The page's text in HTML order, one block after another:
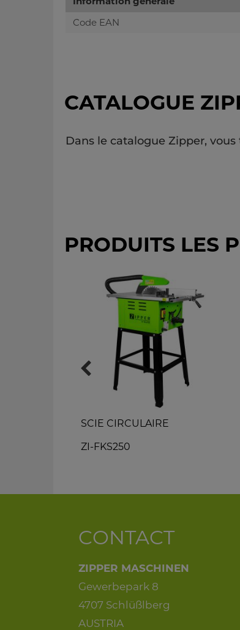
Code EAN
CATALOGUE
Dans le catalogue Zipper,
PRODUITS LES
SCIE CIRCULAIRE
ZI-FKS250
CONTACT
ZIPPER MASCHINEN
Gewerbepark 8
4707 Schlüßlberg
AUSTRIA